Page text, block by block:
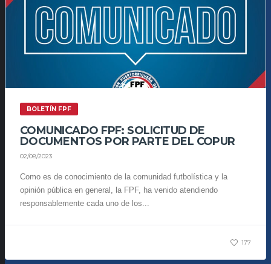
BOLETÍN FPF
COMUNICADO FPF: SOLICITUD DE
DOCUMENTOS POR PARTE DEL COPUR
02/08/2023
Como es de conocimiento de la comunidad futbolística y la
opinión pública en general, la FPF, ha venido atendiendo
responsablemente cada uno de los...
177